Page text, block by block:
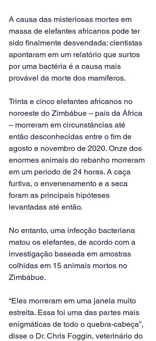
A causa das misteriosas mortes em
massa de elefantes africanos pode ter
sido finalmente desvendada: cientistas
apontaram em um relatório que surtos
por uma bactéria é a causa mais
provável da morte dos mamíferos.
Trinta e cinco elefantes africanos no
noroeste do Zimbábue – país da África
– morreram em circunstâncias até
então desconhecidas entre o fim de
agosto e novembro de 2020. Onze dos
enormes animais do rebanho morreram
em um período de 24 horas. A caça
furtiva, o envenenamento e a seca
foram as principais hipóteses
levantadas até então.
No entanto, uma infecção bacteriana
matou os elefantes, de acordo com a
investigação baseada em amostras
colhidas em 15 animais mortos no
Zimbábue.
“Eles morreram em uma janela muito
estreita. Essa foi uma das partes mais
enigmáticas de todo o quebra-cabeça”,
disse o Dr. Chris Foggin, veterinário do